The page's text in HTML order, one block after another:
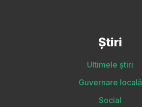
Știri
Ultimele știri
Guvernare locală
Social